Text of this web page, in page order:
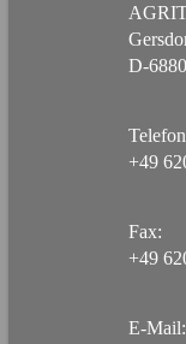
D-
+49
Fax:
+49
E-Mail: